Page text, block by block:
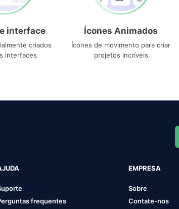
interface
criados
interfaces
Ícones Animados
Ícones de movimento para criar
projetos incríveis
frequentes
EMPRESA
Sobre
Contate-nos